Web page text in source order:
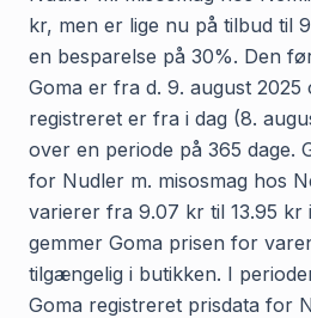
kr, men er lige nu på tilbud til
en besparelse på 30%. Den
Goma er fra d. 9. august 2025
registreret er fra i dag (8.
over en periode på 365 dage.
for Nudler m. misosmag hos
varierer fra 9.07 kr til 13.95 kr
gemmer Goma prisen for
tilgængelig i butikken. I
Goma registreret prisdata for